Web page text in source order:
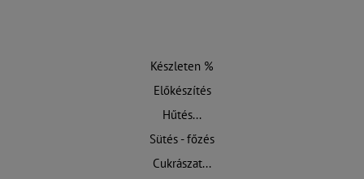
Készleten %
Előkészítés
Hűtés...
Sütés - főzés
Cukrászat...